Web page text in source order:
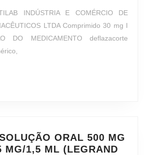
INDÚSTRIA
E
COMÉRCIO
2023INDÚSTRIA E COMÉRCIO DE
LTDA Comprimido 30 mg I
DO MEDICAMENTO deflazacorte
ORAL 500 MG
MG/1,5 ML (LEGRAND